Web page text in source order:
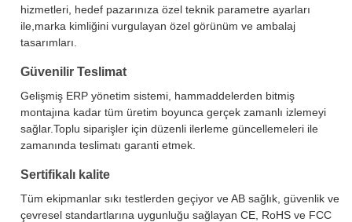
hizmetleri, hedef pazarınıza özel teknik parametre ayarları
ile,marka kimliğini vurgulayan özel görünüm ve ambalaj
tasarımları.
Güvenilir Teslimat
Gelişmiş ERP yönetim sistemi, hammaddelerden bitmiş
montajına kadar tüm üretim boyunca gerçek zamanlı izlemeyi
sağlar.Toplu siparişler için düzenli ilerleme güncellemeleri ile
zamanında teslimatı garanti etmek.
Sertifikalı kalite
Tüm ekipmanlar sıkı testlerden geçiyor ve AB sağlık, güvenlik ve
çevresel standartlarına uygunluğu sağlayan CE, RoHS ve FCC